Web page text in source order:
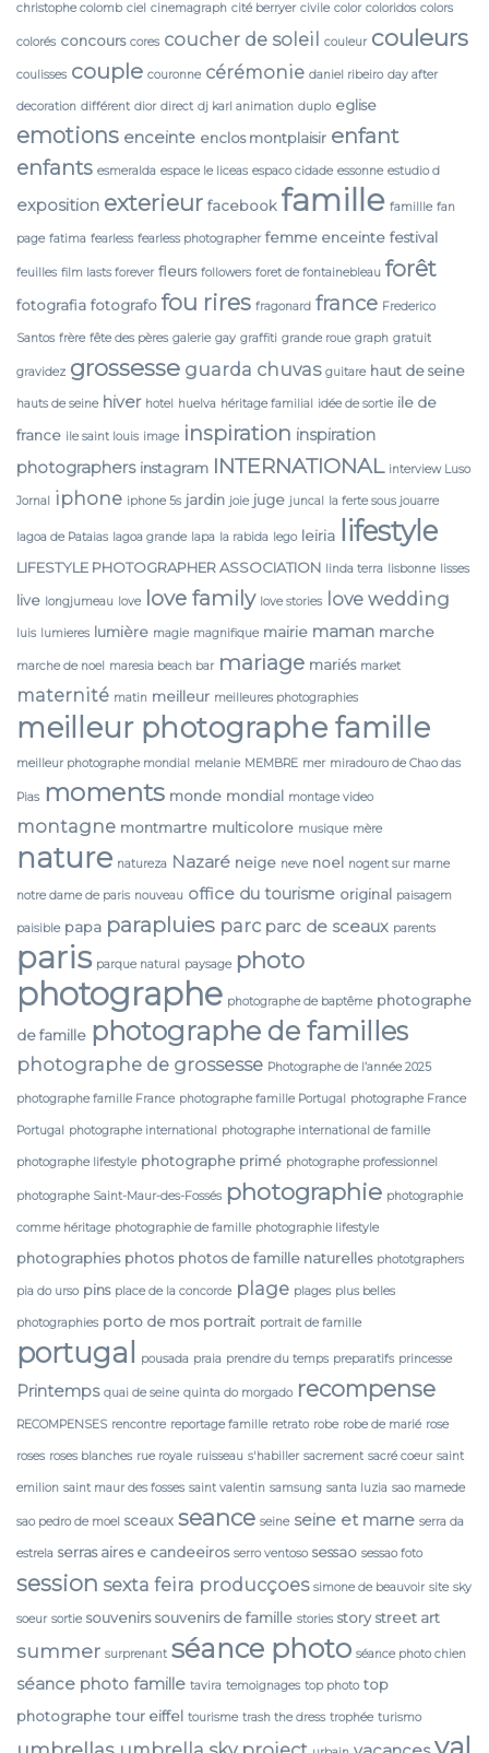
christophe colomb ciel cinemagraph cité berryer civile color coloridos colors
colorés concours cores coucher de soleil couleur couleurs
coulisses couple couronne cérémonie daniel ribeiro day after
decoration différent dior direct dj karl animation duplo eglise
emotions enceinte enclos montplaisir enfant
enfants esmeralda espace le liceas espaco cidade essonne estudio d
exposition exterieur facebook famille famillle fan
page fatima fearless fearless photographer femme enceinte festival
feuilles film lasts forever fleurs followers foret de fontainebleau forêt
fotografia fotografo fou rires fragonard france Frederico
Santos frère fête des pères galerie gay graffiti grande roue graph gratuit
gravidez grossesse guarda chuvas guitare haut de seine
hauts de seine hiver hotel huelva héritage familial idée de sortie ile de
france ile saint louis image inspiration inspiration
photographers instagram INTERNATIONAL interview Luso
Jornal iphone iphone 5s jardin joie juge juncal la ferte sous jouarre
lagoa de Pataias lagoa grande lapa la rabida lego leiria lifestyle
LIFESTYLE PHOTOGRAPHER ASSOCIATION linda terra lisbonne lisses
live longjumeau love love family love stories love wedding
luis lumieres lumière magie magnifique mairie maman marche
marche de noel maresia beach bar mariage mariés market
maternité matin meilleur meilleures photographies
meilleur photographe famille
meilleur photographe mondial melanie MEMBRE mer miradouro de Chao das
Pias moments monde mondial montage video
montagne montmartre multicolore musique mère
nature natureza Nazaré neige neve noel nogent sur marne
notre dame de paris nouveau office du tourisme original paisagem
paisible papa parapluies parc parc de sceaux parents
paris parque natural paysage photo
photographe photographe de baptême photographe
de famille photographe de familles
photographe de grossesse Photographe de l’année 2025
photographe famille France photographe famille Portugal photographe France
Portugal photographe international photographe international de famille
photographe lifestyle photographe primé photographe professionnel
photographe Saint-Maur-des-Fossés photographie photographie
comme héritage photographie de famille photographie lifestyle
photographies photos photos de famille naturelles phototgraphers
pia do urso pins place de la concorde plage plages plus belles
photographies porto de mos portrait portrait de famille
portugal pousada praia prendre du temps preparatifs princesse
Printemps quai de seine quinta do morgado recompense
RECOMPENSES rencontre reportage famille retrato robe robe de marié rose
roses roses blanches rue royale ruisseau s'habiller sacrement sacré coeur saint
emilion saint maur des fosses saint valentin samsung santa luzia sao mamede
sao pedro de moel sceaux seance seine seine et marne serra da
estrela serras aires e candeeiros serro ventoso sessao sessao foto
session sexta feira producçoes simone de beauvoir site sky
soeur sortie souvenirs souvenirs de famille stories story street art
summer surprenant séance photo séance photo chien
séance photo famille tavira temoignages top photo top
photographe tour eiffel tourisme trash the dress trophée turismo